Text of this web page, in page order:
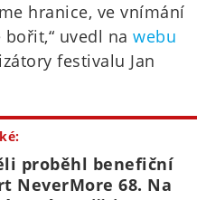
hranice, ve vnímání
uvedl na webu
festivalu Jan
proběhl benefiční
NeverMore 68. Na